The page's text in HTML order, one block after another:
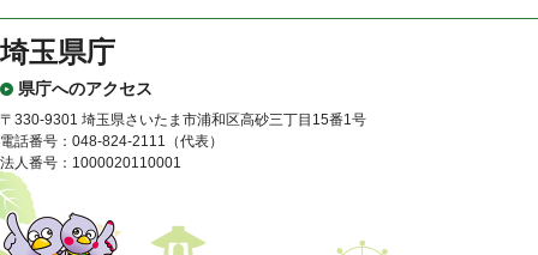
埼玉県庁
県庁へのアクセス
〒330-9301 埼玉県さいたま市浦和区高砂三丁目15番1号
電話番号：048-824-2111（代表）
法人番号：1000020110001